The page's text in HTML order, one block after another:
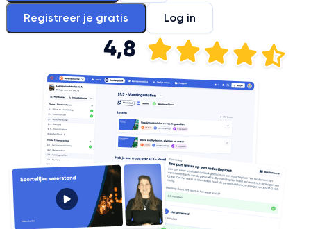
Registreer je gratis Log in